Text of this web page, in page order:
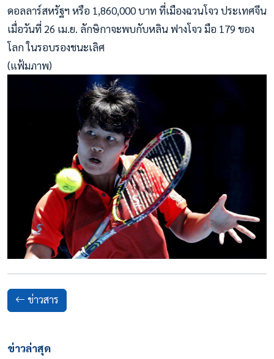
ดอลลาร์สหรัฐฯ หรือ 1,860,000 บาท ที่เมืองฉวนโจว ประเทศจีน
เมื่อวันที่ 26 เม.ย. ลักษิกาจะพบกับหลิน ฟางโจว มือ 179 ของ
โลก ในรอบรองชนะเลิศ
(แฟ้มภาพ)
ข่าวสาร
ข่าวล่าสุด